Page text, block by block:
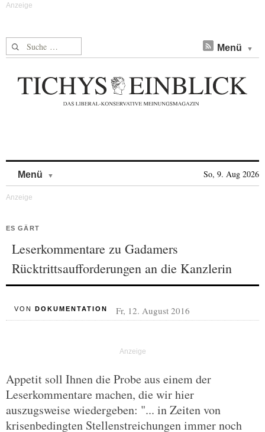
Suche nach: Menü
Menü So, 9. Aug 2026
ES GÄRT
Leserkommentare zu Gadamers
Rücktrittsaufforderungen an die Kanzlerin
VON DOKUMENTATION Fr, 12. August 2016
Appetit soll Ihnen die Probe aus einem der
Leserkommentare machen, die wir hier
auszugsweise wiedergeben: "... in Zeiten von
krisenbedingten Stellenstreichungen immer noch